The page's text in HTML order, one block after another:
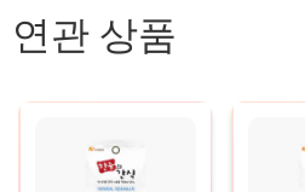
연관 상품